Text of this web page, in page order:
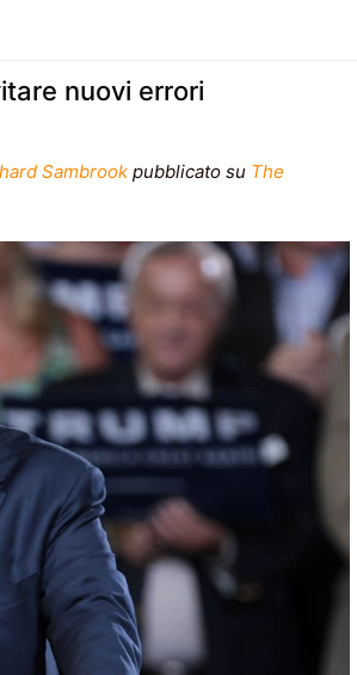
nuovi errori
Sambrook pubblicato su The